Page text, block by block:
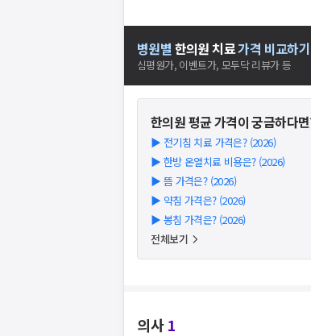
병원별 한의원치료가격 비교하기
심평원가, 이벤트가, 모두닥 리뷰가 등
한의원평균 가격이 궁금하다
▶ 전기침 치료 가격은? (2026)
▶ 한방 온열치료 비용은? (2026)
▶ 뜸 가격은? (2026)
▶ 약침 가격은? (2026)
▶ 봉침 가격은? (2026)
전체보기
의사1